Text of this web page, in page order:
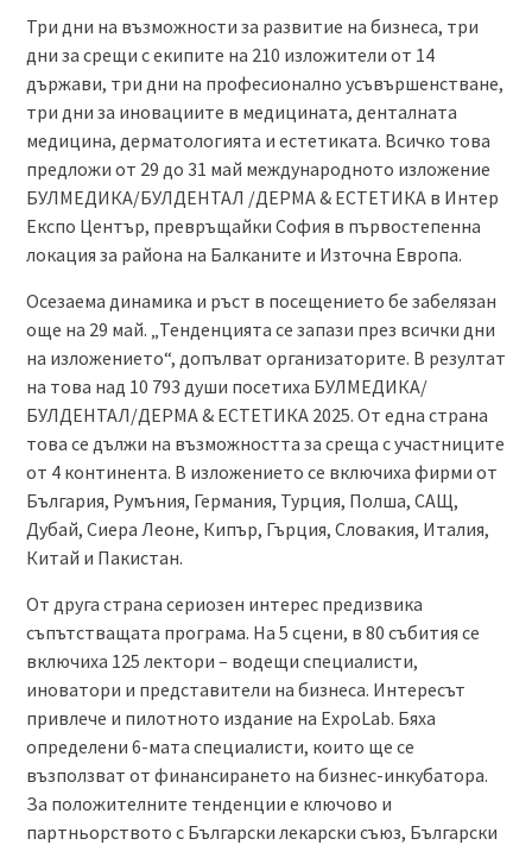
Три дни на възможности за развитие на бизнеса, три
дни за срещи с екипите на 210 изложители от 14
държави, три дни на професионално усъвършенстване,
три дни за иновациите в медицината, денталната
медицина, дерматологията и естетиката. Всичко това
предложи от 29 до 31 май международното изложение
БУЛМЕДИКА/БУЛДЕНТАЛ /ДЕРМА & ЕСТЕТИКА в Интер
Експо Център, превръщайки София в първостепенна
локация за района на Балканите и Източна Европа.
Осезаема динамика и ръст в посещението бе забелязан
още на 29 май. „Тенденцията се запази през всички дни
на изложението“, допълват организаторите. В резултат
на това над 10 793 души посетиха БУЛМЕДИКА/
БУЛДЕНТАЛ/ДЕРМА & ЕСТЕТИКА 2025. От една страна
това се дължи на възможността за среща с участниците
от 4 континента. В изложението се включиха фирми от
България, Румъния, Германия, Турция, Полша, САЩ,
Дубай, Сиера Леоне, Кипър, Гърция, Словакия, Италия,
Китай и Пакистан.
От друга страна сериозен интерес предизвика
съпътстващата програма. На 5 сцени, в 80 събития се
включиха 125 лектори – водещи специалисти,
иноватори и представители на бизнеса. Интересът
привлече и пилотното издание на ExpoLab. Бяха
определени 6-мата специалисти, които ще се
възползват от финансирането на бизнес-инкубатора.
За положителните тенденции е ключово и
партньорството с Български лекарски съюз, Български